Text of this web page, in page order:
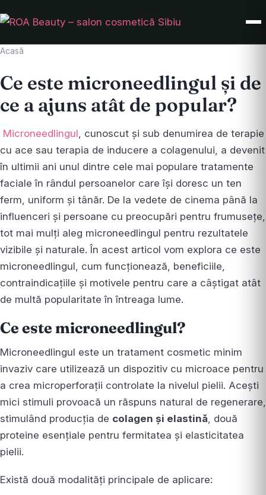
Acasă
Ce este microneedlingul și de
ce a ajuns atât de popular?
Microneedlingul, cunoscut și sub denumirea de terapie
cu ace sau terapia de inducere a colagenului, a devenit
în ultimii ani unul dintre cele mai populare tratamente
faciale în rândul persoanelor care își doresc un ten
ferm, uniform și tânăr. De la vedete de cinema până la
influenceri și persoane cu preocupări pentru frumusețe,
tot mai mulți aleg microneedlingul pentru rezultatele
vizibile și naturale. În acest articol vom explora ce este
microneedlingul, cum funcționează, beneficiile,
contraindicațiile și motivele pentru care a câștigat atât
de multă popularitate în întreaga lume.
Ce este microneedlingul?
Microneedlingul este un tratament cosmetic minim
invaziv care utilizează un dispozitiv cu microace pentru
a crea microperforații controlate la nivelul pielii. Acești
mici stimuli provoacă un răspuns natural de regenerare,
stimulând producția de colagen și elastină, două
proteine esențiale pentru fermitatea și elasticitatea
pielii.
Există două modalități principale de aplicare: